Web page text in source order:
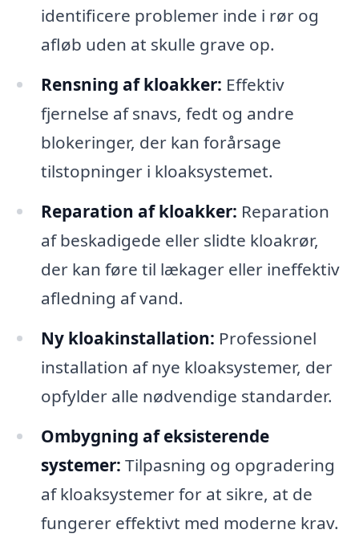
identificere problemer inde i rør og
afløb uden at skulle grave op.
Rensning af kloakker: Effektiv
fjernelse af snavs, fedt og andre
blokeringer, der kan forårsage
tilstopninger i kloaksystemet.
Reparation af kloakker: Reparation
af beskadigede eller slidte kloakrør,
der kan føre til lækager eller ineffektiv
afledning af vand.
Ny kloakinstallation: Professionel
installation af nye kloaksystemer, der
opfylder alle nødvendige standarder.
Ombygning af eksisterende
systemer: Tilpasning og opgradering
af kloaksystemer for at sikre, at de
fungerer effektivt med moderne krav.